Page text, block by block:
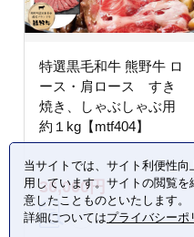
特選黒毛和牛 熊野牛 ロ
ース・肩ロース すき
焼き、しゃぶしゃぶ用
約１kg【mtf404】
36,000円
当サイトでは、サイト利便性
用しています。サイトの閲覧
意したことものといたします。
詳細についてはプライバシーポ